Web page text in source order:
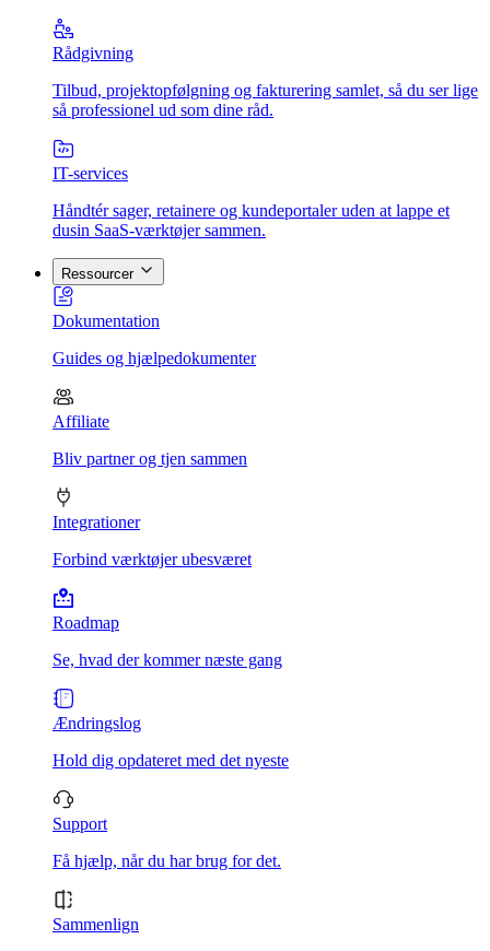
Rådgivning
Tilbud, projektopfølgning og fakturering samlet, så du ser lige
så professionel ud som dine råd.
IT-services
Håndtér sager, retainere og kundeportaler uden at lappe et
dusin SaaS-værktøjer sammen.
Ressourcer
Dokumentation
Guides og hjælpedokumenter
Affiliate
Bliv partner og tjen sammen
Integrationer
Forbind værktøjer ubesværet
Roadmap
Se, hvad der kommer næste gang
Ændringslog
Hold dig opdateret med det nyeste
Support
Få hjælp, når du har brug for det.
Sammenlign